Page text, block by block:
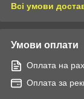
Всі умови
Умови оплати
Оплата на
Оплата за